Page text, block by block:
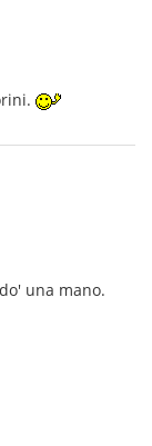
una mano.